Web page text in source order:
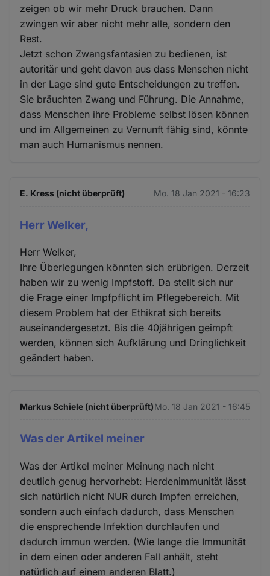
zeigen ob wir mehr Druck brauchen. Dann
zwingen wir aber nicht mehr alle, sondern den
Rest.
Jetzt schon Zwangsfantasien zu bedienen, ist
autoritär und geht davon aus dass Menschen nicht
in der Lage sind gute Entscheidungen zu treffen.
Sie bräuchten Zwang und Führung. Die Annahme,
dass Menschen ihre Probleme selbst lösen können
und im Allgemeinen zu Vernunft fähig sind, könnte
man auch Humanismus nennen.
E. Kress (nicht überprüft) Mo. 18 Jan 2021 - 16:23
Herr Welker,
Herr Welker,
Ihre Überlegungen könnten sich erübrigen. Derzeit
haben wir zu wenig Impfstoff. Da stellt sich nur
die Frage einer Impfpflicht im Pflegebereich. Mit
diesem Problem hat der Ethikrat sich bereits
auseinandergesetzt. Bis die 40jährigen geimpft
werden, können sich Aufklärung und Dringlichkeit
geändert haben.
Markus Schiele (nicht überprüft)Mo. 18 Jan 2021 - 16:45
Was der Artikel meiner
Was der Artikel meiner Meinung nach nicht
deutlich genug hervorhebt: Herdenimmunität lässt
sich natürlich nicht NUR durch Impfen erreichen,
sondern auch einfach dadurch, dass Menschen
die ensprechende Infektion durchlaufen und
dadurch immun werden. (Wie lange die Immunität
in dem einen oder anderen Fall anhält, steht
natürlich auf einem anderen Blatt.)